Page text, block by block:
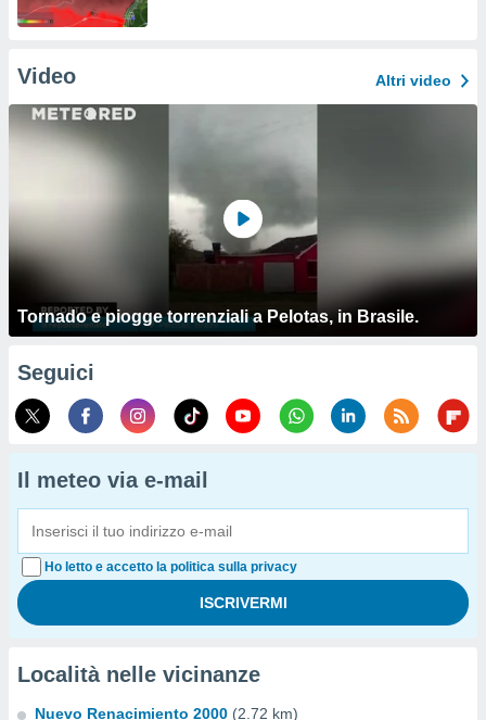
Video Altri video
Tornado e piogge torrenziali a Pelotas, in Brasile.
Seguici
Il meteo via e-mail
Ho letto e accetto la politica sulla privacy
Località nelle vicinanze
Nuevo Renacimiento 2000 (2.72 km)